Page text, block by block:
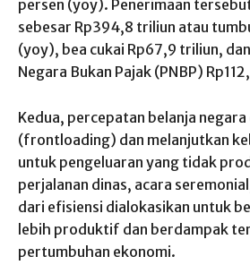
persen (yoy). Penerimaan
sebesar Rp394,8 triliun atau
(yoy), bea cukai Rp67,9 triliun,
Negara Bukan Pajak (PNBP)
Kedua, percepatan belanja
(frontloading) dan melanjutkan
untuk pengeluaran yang tidak
perjalanan dinas, acara
dari efisiensi dialokasikan untuk
lebih produktif dan berdampak
pertumbuhan ekonomi.